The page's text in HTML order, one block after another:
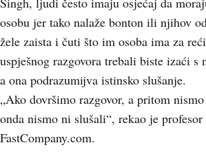
osobu jer tako nalaže bonton ili njihov
žele zaista i čuti što im osoba ima za
uspješnog razgovora trebali biste izaći s
a ona podrazumijva istinsko slušanje.
„Ako dovršimo razgovor, a pritom
onda nismo ni slušali“, rekao je
FastCompany.com.